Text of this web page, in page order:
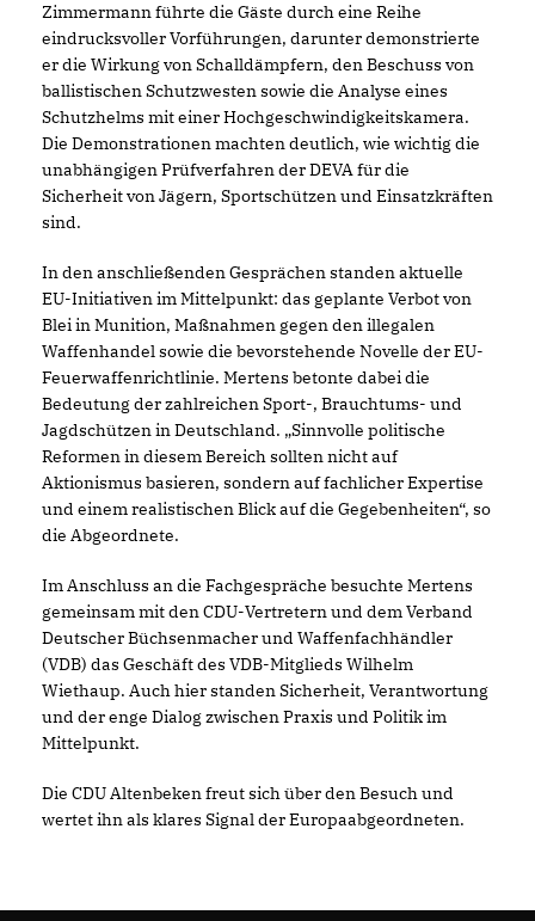
Zimmermann führte die Gäste durch eine Reihe
eindrucksvoller Vorführungen, darunter demonstrierte
er die Wirkung von Schalldämpfern, den Beschuss von
ballistischen Schutzwesten sowie die Analyse eines
Schutzhelms mit einer Hochgeschwindigkeitskamera.
Die Demonstrationen machten deutlich, wie wichtig die
unabhängigen Prüfverfahren der DEVA für die
Sicherheit von Jägern, Sportschützen und Einsatzkräften
sind.
In den anschließenden Gesprächen standen aktuelle
EU-Initiativen im Mittelpunkt: das geplante Verbot von
Blei in Munition, Maßnahmen gegen den illegalen
Waffenhandel sowie die bevorstehende Novelle der EU-
Feuerwaffenrichtlinie. Mertens betonte dabei die
Bedeutung der zahlreichen Sport-, Brauchtums- und
Jagdschützen in Deutschland. „Sinnvolle politische
Reformen in diesem Bereich sollten nicht auf
Aktionismus basieren, sondern auf fachlicher Expertise
und einem realistischen Blick auf die Gegebenheiten“, so
die Abgeordnete.
Im Anschluss an die Fachgespräche besuchte Mertens
gemeinsam mit den CDU-Vertretern und dem Verband
Deutscher Büchsenmacher und Waffenfachhändler
(VDB) das Geschäft des VDB-Mitglieds Wilhelm
Wiethaup. Auch hier standen Sicherheit, Verantwortung
und der enge Dialog zwischen Praxis und Politik im
Mittelpunkt.
Die CDU Altenbeken freut sich über den Besuch und
wertet ihn als klares Signal der Europaabgeordneten.